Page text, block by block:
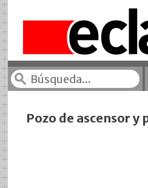
Pozo de ascensor y